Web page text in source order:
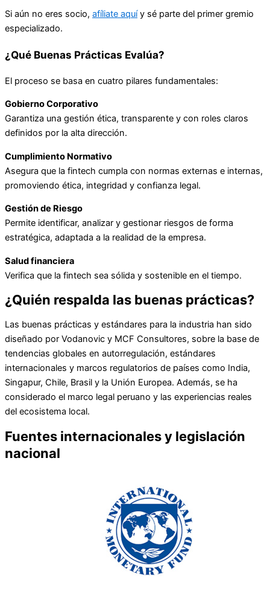
Si aún no eres socio, afíliate aquíy sé parte del primer gremio
especializado.
¿Qué Buenas Prácticas Evalúa?
El proceso se basa en cuatro pilares fundamentales:
Gobierno Corporativo
Garantiza una gestión ética, transparente y con roles claros
definidos por la alta dirección.
Cumplimiento Normativo
Asegura que la fintech cumpla con normas externas e internas,
promoviendo ética, integridad y confianza legal.
Gestión de Riesgo
Permite identificar, analizar y gestionar riesgos de forma
estratégica, adaptada a la realidad de la empresa.
Salud financiera
Verifica que la fintech sea sólida y sostenible en el tiempo.
¿Quién respalda las buenas prácticas?
Las buenas prácticas y estándares para la industria han sido
diseñado por Vodanovic y MCF Consultores, sobre la base de
tendencias globales en autorregulación, estándares
internacionales y marcos regulatorios de países como India,
Singapur, Chile, Brasil y la Unión Europea. Además, se ha
considerado el marco legal peruano y las experiencias reales
del ecosistema local.
Fuentes internacionales y legislación
nacional